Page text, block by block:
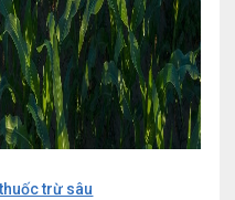
trừ sâu